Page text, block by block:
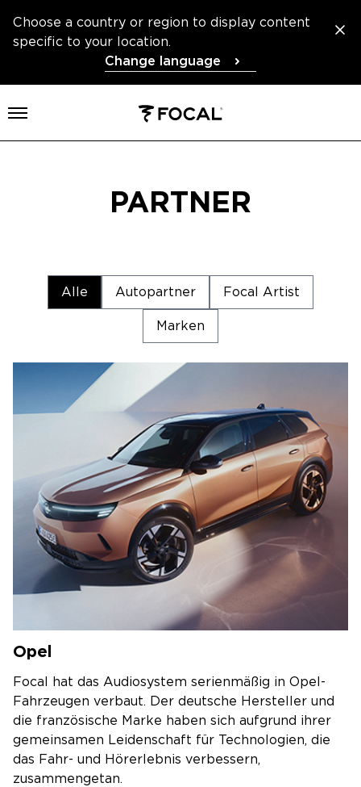
Choose a country or region to display content
specific to your location.
Change language
Menü öffnen
PARTNER
Alle Autopartner Focal Artist
Marken
Opel
Focal hat das Audiosystem serienmäßig in Opel-
Fahrzeugen verbaut. Der deutsche Hersteller und
die französische Marke haben sich aufgrund ihrer
gemeinsamen Leidenschaft für Technologien, die
das Fahr- und Hörerlebnis verbessern,
zusammengetan.